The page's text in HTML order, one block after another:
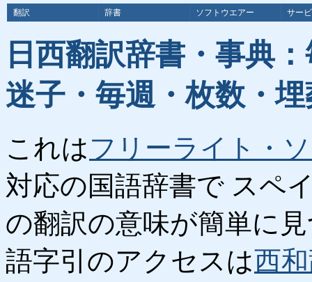
翻訳 辞書 ソフトウエアー サー
日西翻訳辞書・事典
迷子・毎週・枚数・
これはフリーライト・
対応の国語辞書で スペ
の翻訳の意味が簡単に
語字引のアクセスは西